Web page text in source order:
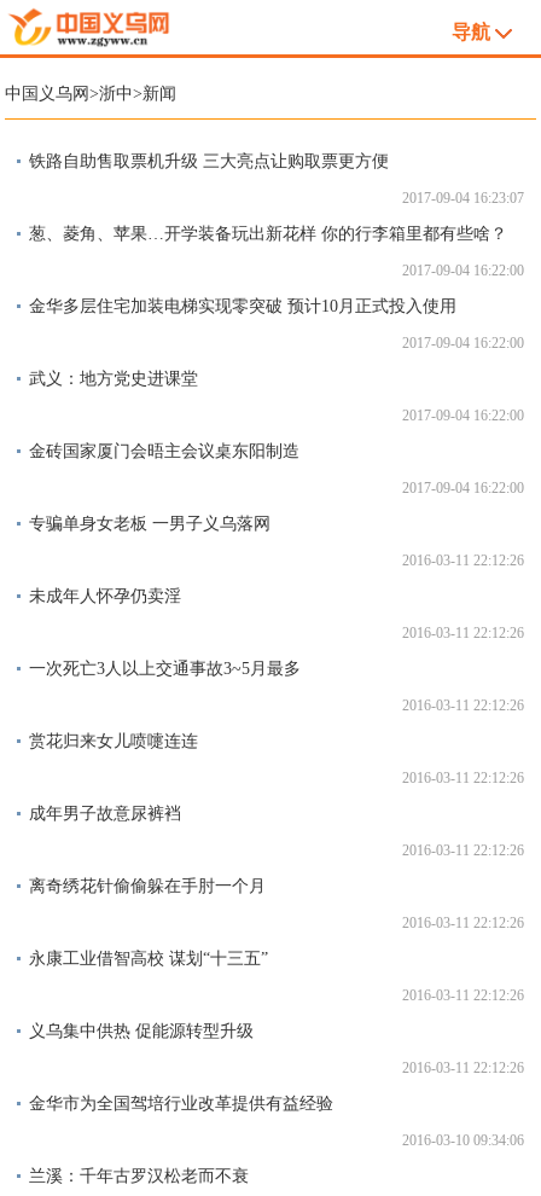
导航
中国义乌网>浙中>新闻
铁路自助售取票机升级 三大亮点让购取票更方便
2017-09-04 16:23:07
葱、菱角、苹果…开学装备玩出新花样 你的行李箱里都有些啥？
2017-09-04 16:22:00
金华多层住宅加装电梯实现零突破 预计10月正式投入使用
2017-09-04 16:22:00
武义：地方党史进课堂
2017-09-04 16:22:00
金砖国家厦门会晤主会议桌东阳制造
2017-09-04 16:22:00
专骗单身女老板 一男子义乌落网
2016-03-11 22:12:26
未成年人怀孕仍卖淫
2016-03-11 22:12:26
一次死亡3人以上交通事故3~5月最多
2016-03-11 22:12:26
赏花归来女儿喷嚏连连
2016-03-11 22:12:26
成年男子故意尿裤裆
2016-03-11 22:12:26
离奇绣花针偷偷躲在手肘一个月
2016-03-11 22:12:26
永康工业借智高校 谋划“十三五”
2016-03-11 22:12:26
义乌集中供热 促能源转型升级
2016-03-11 22:12:26
金华市为全国驾培行业改革提供有益经验
2016-03-10 09:34:06
兰溪：千年古罗汉松老而不衰